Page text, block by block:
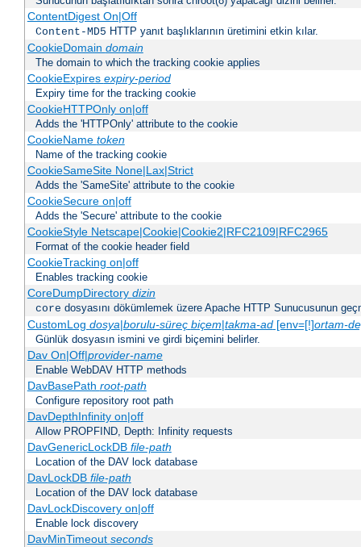
ContentDigest On|Off
Content-MD5 HTTP yanıt başlıklarının üretimini etkin kılar.
CookieDomain domain
The domain to which the tracking cookie applies
CookieExpires expiry-period
Expiry time for the tracking cookie
CookieHTTPOnly on|off
Adds the 'HTTPOnly' attribute to the cookie
CookieName token
Name of the tracking cookie
CookieSameSite None|Lax|Strict
Adds the 'SameSite' attribute to the cookie
CookieSecure on|off
Adds the 'Secure' attribute to the cookie
CookieStyle Netscape|Cookie|Cookie2|RFC2109|RFC2965
Format of the cookie header field
CookieTracking on|off
Enables tracking cookie
CoreDumpDirectory dizin
core dosyasını dökümlemek üzere Apache HTTP Sunucusunun
CustomLog dosya|borulu-süreç biçem|takma-ad[env=[!]ortam-
Günlük dosyasın ismini ve girdi biçemini belirler.
Dav On|Off|provider-name
Enable WebDAV HTTP methods
DavBasePath root-path
Configure repository root path
DavDepthInfinity on|off
Allow PROPFIND, Depth: Infinity requests
DavGenericLockDB file-path
Location of the DAV lock database
DavLockDB file-path
Location of the DAV lock database
DavLockDiscovery on|off
Enable lock discovery
DavMinTimeout seconds